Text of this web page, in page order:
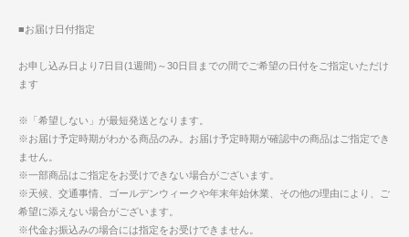
■お届け日付指定
お申し込み日より7日目(1週間)～30日目までの間でご希望の日付をご指定いただけ
ます
※「希望しない」が最短発送となります。
※お届け予定時期がわかる商品のみ。お届け予定時期が確認中の商品はご指定でき
ません。
※一部商品はご指定をお受けできない場合がございます。
※天候、交通事情、ゴールデンウィークや年末年始休業、その他の理由により、ご
希望に添えない場合がございます。
※代金お振込みの場合には指定をお受けできません。